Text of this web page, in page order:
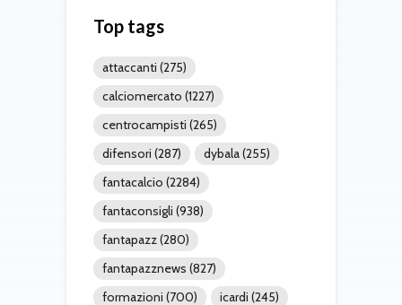
Top tags
attaccanti (275)
calciomercato (1227)
centrocampisti (265)
difensori (287) dybala(255)
fantacalcio (2284)
fantaconsigli (938)
fantapazz(280)
fantapazznews (827)
formazioni (700) icardi (245)